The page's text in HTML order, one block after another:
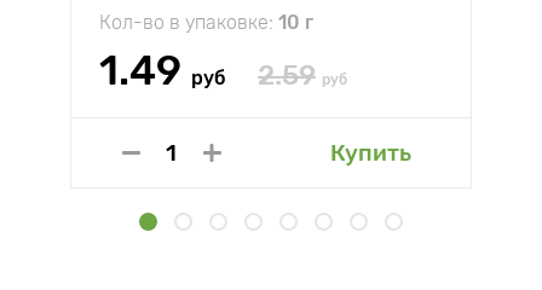
Кол-во в упаковке: 10 г
1.49 руб 2.59 руб
Купить